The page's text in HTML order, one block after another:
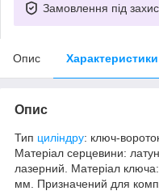
Замовлення під
Опис Характеристики
Опис
Тип циліндру: ключ-
Матеріал серцевини:
лазерний. Матеріал
мм. Призначений для